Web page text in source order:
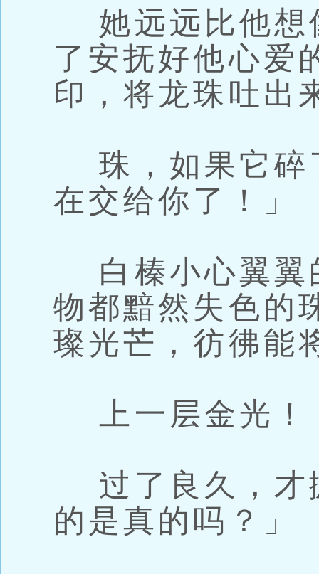
她远远比他想
了安抚好他心爱
印，将龙珠吐出
珠，如果它碎
在交给你了！」
白榛小心翼翼
物都黯然失色的
璨光芒，彷彿能
上一层金光！
过了良久，才
的是真的吗？」